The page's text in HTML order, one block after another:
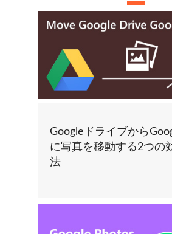
Googleドライブから
に写真を移動する2つの
法